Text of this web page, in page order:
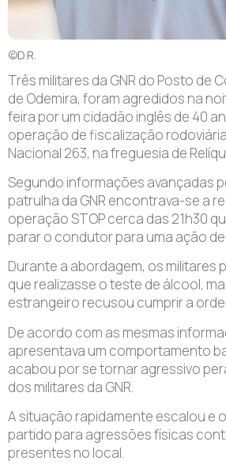
©D.R.
Três militares da GNR do Posto de
de Odemira, foram agredidos na
feira por um cidadão inglês de 40
operação de fiscalização
Nacional 263, na freguesia de
Segundo informações avançadas
patrulha da GNR encontrava-se a
operação STOP cerca das 21h30
parar o condutor para uma ação
Durante a abordagem, os militares
que realizasse o teste de álcool,
estrangeiro recusou cumprir a
De acordo com as mesmas
apresentava um comportamento
acabou por se tornar agressivo
dos militares da GNR.
A situação rapidamente escalou e
partido para agressões físicas
presentes no local.